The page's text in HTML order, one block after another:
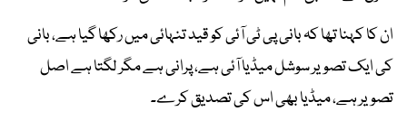
ان کا کہنا تھا کہ بانی پی ٹی آئی کو قید تنہائی میں رکھا گیا ہے، بانی
کی ایک تصویر سوشل میڈیا آئی ہے، پرانی ہے مگر لگتا ہے اصل
تصویر ہے، میڈیا بھی اس کی تصدیق کرے۔